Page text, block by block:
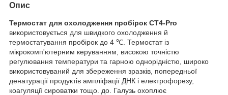
Опис
Термостат для охолодження пробірок CT4-Pro
використовується для швидкого охолодження й
термостатування пробірок до 4 ℃. Термостат із
мікрокомп'ютерним керуванням, високою точністю
регулювання температури та гарною однорідністю, широко
використовуваний для збереження зразків, попередньої
денатурації продуктів ампліфації ДНК і електрофорезу,
коагуляції сироватки тощо. до. Галузь охоплює